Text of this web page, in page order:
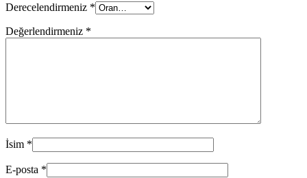
Derecelendirmeniz *
Değerlendirmeniz *
İsim *
E-posta *